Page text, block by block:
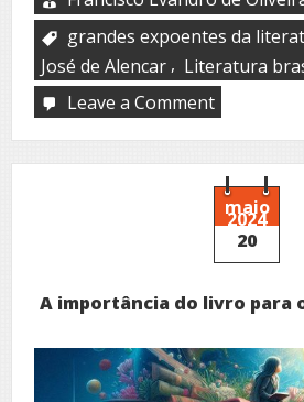
grandes expoentes da
José de Alencar , Literatura
Leave a Commenton
José
de
Alencar
maio
2024
20
A importância do livro para